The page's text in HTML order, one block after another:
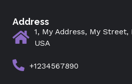
Address
1, My Address, My Street,
USA
+1234567890